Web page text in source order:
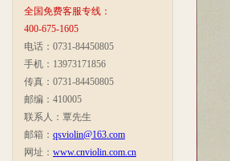
全国免费客服专线：
400-675-1605
电话：0731-84450805
手机：13973171856
传真：0731-84450805
邮编：410005
联系人：覃先生
邮箱： qsviolin@163.com
网址： www.cnviolin.com.cn